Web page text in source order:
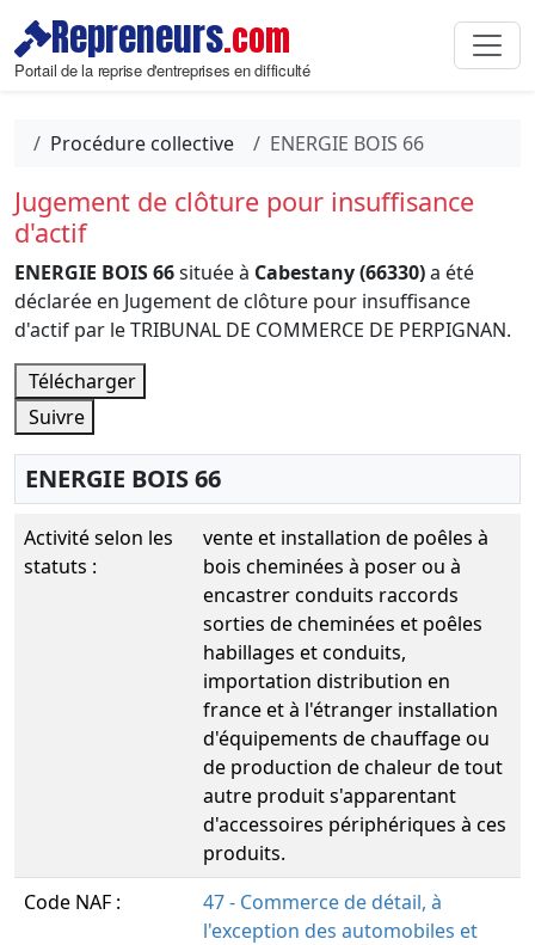
Repreneurs.com
Portail de la reprise d'entreprises en difficulté
Procédure collective ENERGIE BOIS 66
Jugement de clôture pour insuffisance
d'actif
ENERGIE BOIS 66située à Cabestany (66330)a été
déclarée en Jugement de clôture pour insuffisance
d'actif par le TRIBUNAL DE COMMERCE DE PERPIGNAN.
Télécharger
Suivre
ENERGIE BOIS 66
Activité selon les
statuts :
vente et installation de poêles à
bois cheminées à poser ou à
encastrer conduits raccords
sorties de cheminées et poêles
habillages et conduits,
importation distribution en
france et à l'étranger installation
d'équipements de chauffage ou
de production de chaleur de tout
autre produit s'apparentant
d'accessoires périphériques à ces
produits.
Code NAF :
47 - Commerce de détail, à
l'exception des automobiles et